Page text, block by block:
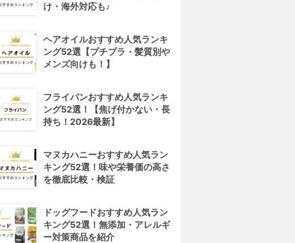
Silcot(シルコット)
うるうるコットン
¥207
Cotton labo(コットン・ラボ)
け・海外対応も♪
ヘアオイルおすすめ人気ランキ
ング52選【プチプラ・髪質別や
メンズ向けも！】
フライパンおすすめ人気ランキ
ング52選！【焦げ付かない・長
持ち！2026最新】
マヌカハニーおすすめ人気ラン
キング52選！味や栄養価の高さ
を徹底比較・検証
ドッグフードおすすめ人気ラン
キング52選！無添加・アレルギ
ー対策商品を紹介